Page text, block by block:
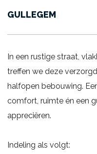
GULLEGEM
In een rustige straat,
treffen we deze
halfopen bebouwing.
comfort, ruimte én een
appreciëren.
Indeling als volgt: